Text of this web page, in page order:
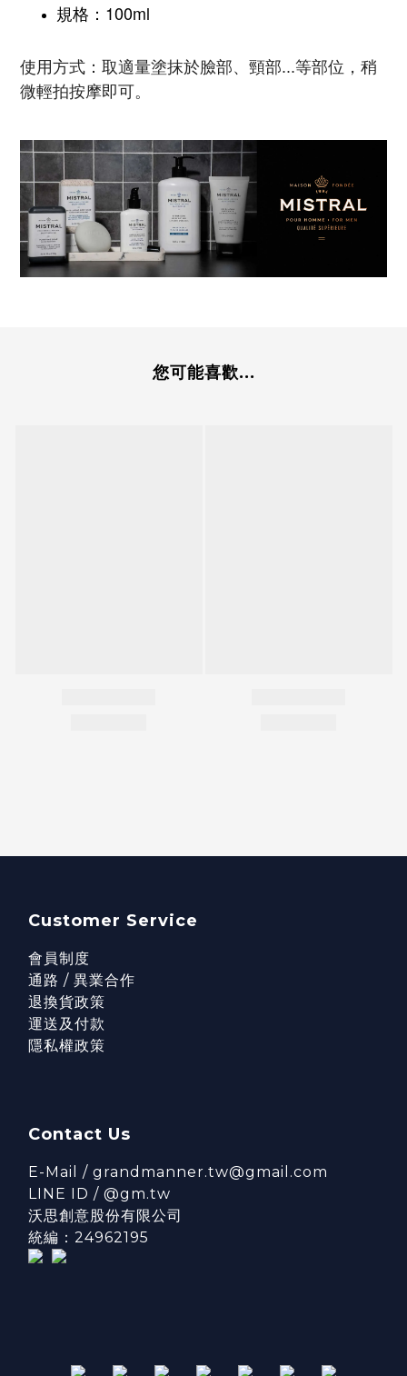
規格：100ml
使用方式：取適量塗抹於臉部、頸部...等部位，稍
微輕拍按摩即可。
您可能喜歡...
Customer Service
會員制度
通路 / 異業合作
退換貨政策
運送及付款
隱私權政策
Contact Us
E-Mail / grandmanner.tw@gmail.com
LINE ID / @gm.tw
沃思創意股份有限公司
統編：24962195